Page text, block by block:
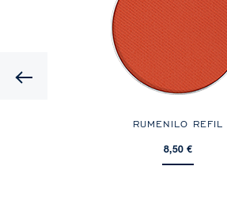
Previous
RUMENILO REFIL
8,50 €